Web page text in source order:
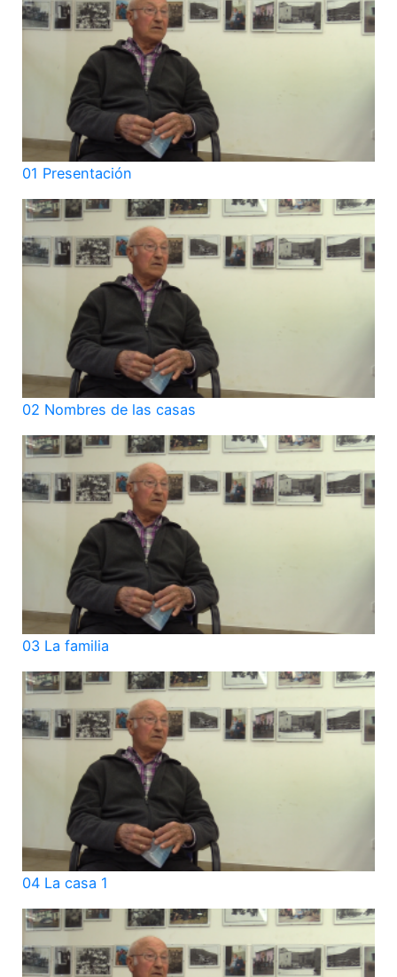
01 Presentación
02 Nombres de las casas
03 La familia
04 La casa 1